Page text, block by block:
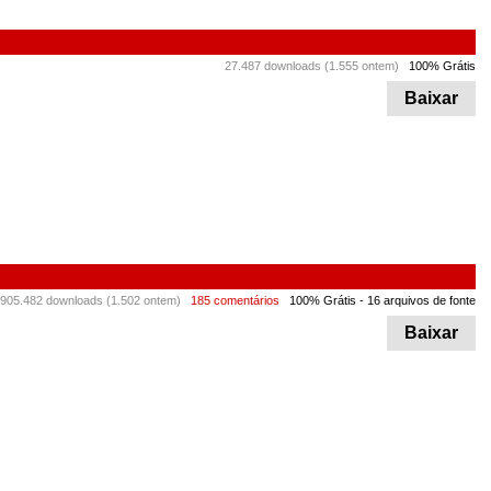
27.487 downloads (1.555 ontem) 100% Grátis
Baixar
downloads (1.502 ontem) 185 comentários 100% Grátis - 16 arquivos de fonte
Baixar